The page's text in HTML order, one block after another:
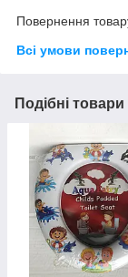
Повернення
Всі умови
Подібні товари